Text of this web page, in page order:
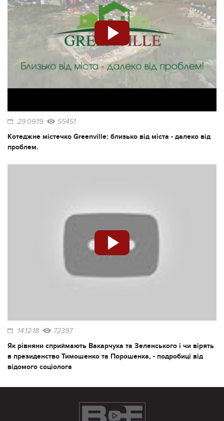
29.09.19 55451
Котеджне містечко Greenville: близько від міста - далеко від
проблем.
14.12.18 72397
Як рівняни сприймають Вакарчука та Зеленського і чи вірять
в президенство Тимошенко та Порошенка, - подробиці від
відомого соціолога